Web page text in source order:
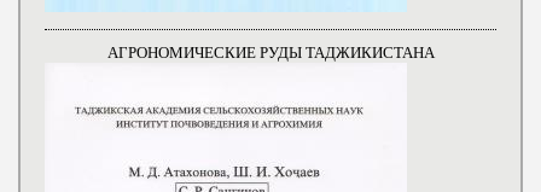
АГРОНОМИЧЕСКИЕ РУДЫ ТАДЖИКИСТАНА